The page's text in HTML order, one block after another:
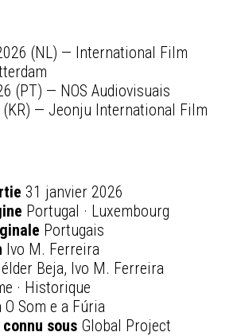
(NL) — International Film
(PT) — NOS Audiovisuais
(KR) — Jeonju International Film
31 janvier 2026
Portugal · Luxembourg
Portugais
Ivo M. Ferreira
Beja, Ivo M. Ferreira
· Historique
O Som e a Fúria
sous Global Project